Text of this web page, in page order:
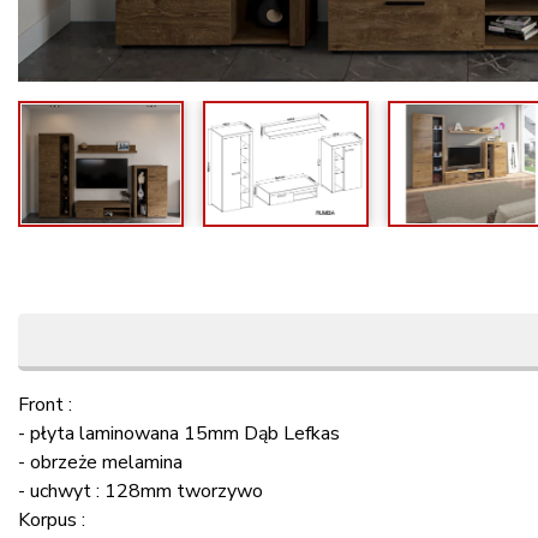
Front :
- płyta laminowana 15mm Dąb Lefkas
- obrzeże melamina
- uchwyt : 128mm tworzywo
Korpus :